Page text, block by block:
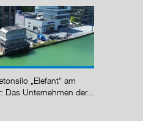
„Elefant“ am
Unternehmen der...